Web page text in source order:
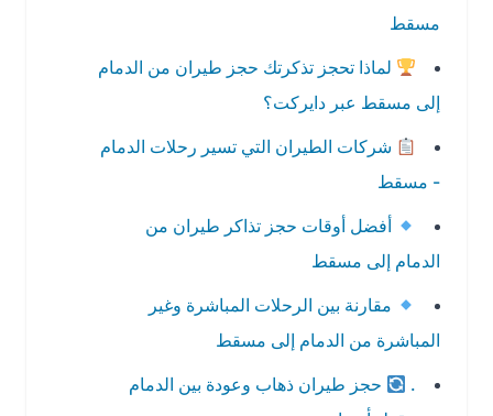
مسقط
لماذا تحجز تذكرتك حجز طيران من الدمام
إلى مسقط عبر دايركت؟
شركات الطيران التي تسير رحلات الدمام
- مسقط
أفضل أوقات حجز تذاكر طيران من
الدمام إلى مسقط
مقارنة بين الرحلات المباشرة وغير
المباشرة من الدمام إلى مسقط
حجز طيران ذهاب وعودة بين الدمام